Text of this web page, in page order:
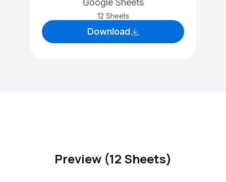
Google Sheets
12 Sheets
Download
Preview (12 Sheets)